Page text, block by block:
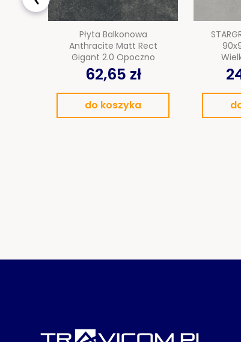
Płyta Balkonowa
Anthracite Matt Rect
Gigant 2.0 Opoczno
62,65 zł
do koszyka